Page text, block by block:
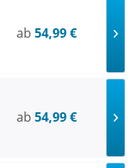
ab 54,99 €
ab 54,99 €